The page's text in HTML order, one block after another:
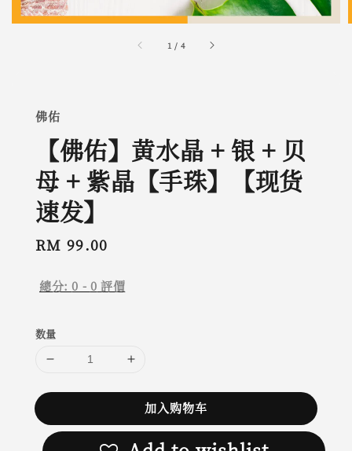
1 / 4
佛佑
【佛佑】黄水晶 + 银 + 贝
母 + 紫晶【手珠】【现货
速发】
Regular
RM 99.00
總分:0 - 0 評價
数量
加入购物车